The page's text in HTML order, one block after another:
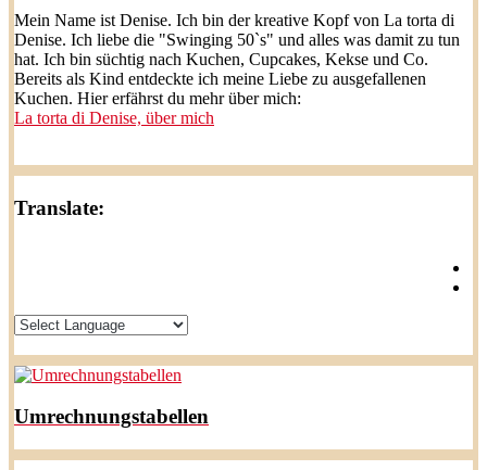
Mein Name ist Denise. Ich bin der kreative Kopf von La torta di
Denise. Ich liebe die "Swinging 50`s" und alles was damit zu tun
hat. Ich bin süchtig nach Kuchen, Cupcakes, Kekse und Co.
Bereits als Kind entdeckte ich meine Liebe zu ausgefallenen
Kuchen. Hier erfährst du mehr über mich:
La torta di Denise, über mich
Translate:
Umrechnungstabellen